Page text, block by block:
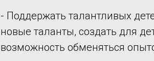
- Поддержать талантливых
новые таланты, создать для
возможность обменяться